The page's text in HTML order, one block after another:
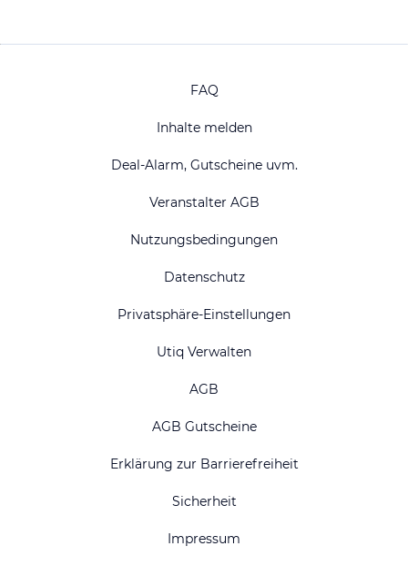
FAQ
Inhalte melden
Deal-Alarm, Gutscheine uvm.
Veranstalter AGB
Nutzungsbedingungen
Datenschutz
Privatsphäre-Einstellungen
Utiq Verwalten
AGB
AGB Gutscheine
Erklärung zur Barrierefreiheit
Sicherheit
Impressum